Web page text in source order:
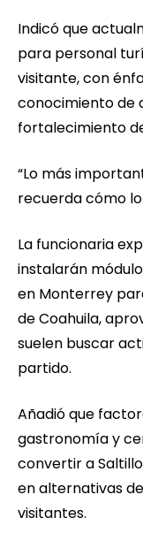
Indicó que
para personal
visitante, con
conocimiento de
fortalecimiento
“Lo más
recuerda cómo
La funcionaria
instalarán
en Monterrey
de Coahuila,
suelen buscar
partido.
Añadió que
gastronomía y
convertir a
en alternativas
visitantes.